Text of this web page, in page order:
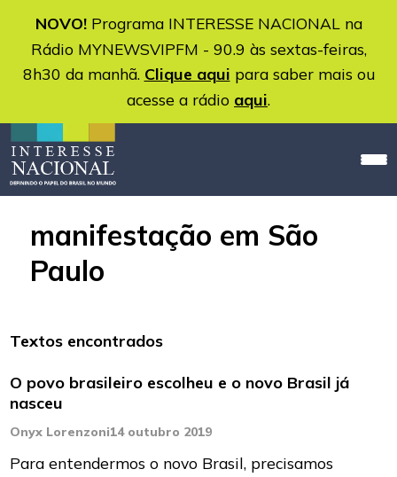
NOVO!Programa INTERESSE NACIONAL na
Rádio MYNEWSVIPFM - 90.9 às sextas-feiras,
8h30 da manhã. Clique aqui para saber mais ou
acesse a rádio aqui.
manifestação em São
Paulo
Textos encontrados
O povo brasileiro escolheu e o novo Brasil já
nasceu
Onyx Lorenzoni14 outubro 2019
Para entendermos o novo Brasil, precisamos